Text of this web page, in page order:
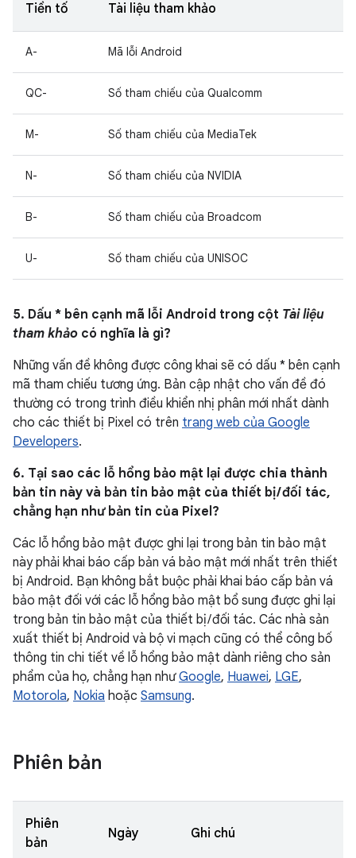
Tiền tố Tài liệu tham khảo
A- Mã lỗi Android
QC- Số tham chiếu của Qualcomm
M- Số tham chiếu của MediaTek
N- Số tham chiếu của NVIDIA
B- Số tham chiếu của Broadcom
U- Số tham chiếu của UNISOC
5. Dấu * bên cạnh mã lỗi Android trong cột Tài liệu
tham khảo có nghĩa là gì?
Những vấn đề không được công khai sẽ có dấu * bên cạnh
mã tham chiếu tương ứng. Bản cập nhật cho vấn đề đó
thường có trong trình điều khiển nhị phân mới nhất dành
cho các thiết bị Pixel có trên trang web của Google
Developers.
6. Tại sao các lỗ hổng bảo mật lại được chia thành
bản tin này và bản tin bảo mật của thiết bị / đối tác,
chẳng hạn như bản tin của Pixel?
Các lỗ hổng bảo mật được ghi lại trong bản tin bảo mật
này phải khai báo cấp bản vá bảo mật mới nhất trên thiết
bị Android. Bạn không bắt buộc phải khai báo cấp bản vá
bảo mật đối với các lỗ hổng bảo mật bổ sung được ghi lại
trong bản tin bảo mật của thiết bị / đối tác. Các nhà sản
xuất thiết bị Android và bộ vi mạch cũng có thể công bố
thông tin chi tiết về lỗ hổng bảo mật dành riêng cho sản
phẩm của họ, chẳng hạn nhưGoogle, Huawei, LGE,
Motorola, Nokia hoặc Samsung.
Phiên bản
Phiên
bản
Ngày Ghi chú